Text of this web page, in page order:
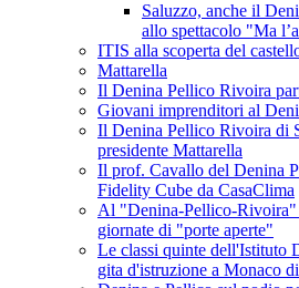
Saluzzo, anche il
allo spettacolo "Ma
ITIS alla scoperta del
Mattarella
Il Denina Pellico Rivoira
Giovani imprenditori al
Il Denina Pellico Rivoira di
presidente Mattarella
Il prof. Cavallo del Denina
Fidelity Cube da CasaClima
Al "Denina-Pellico-Rivoira"
giornate di "porte aperte"
Le classi quinte dell'Istituto
gita d'istruzione a Monaco